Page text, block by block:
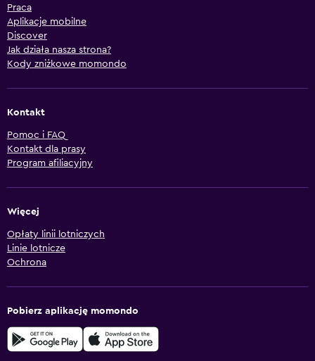
Praca
Aplikacje mobilne
Discover
Jak działa nasza strona?
Kody zniżkowe momondo
Kontakt
Pomoc i FAQ
Kontakt dla prasy
Program afiliacyjny
Więcej
Opłaty linii lotniczych
Linie lotnicze
Ochrona
Pobierz aplikację momondo